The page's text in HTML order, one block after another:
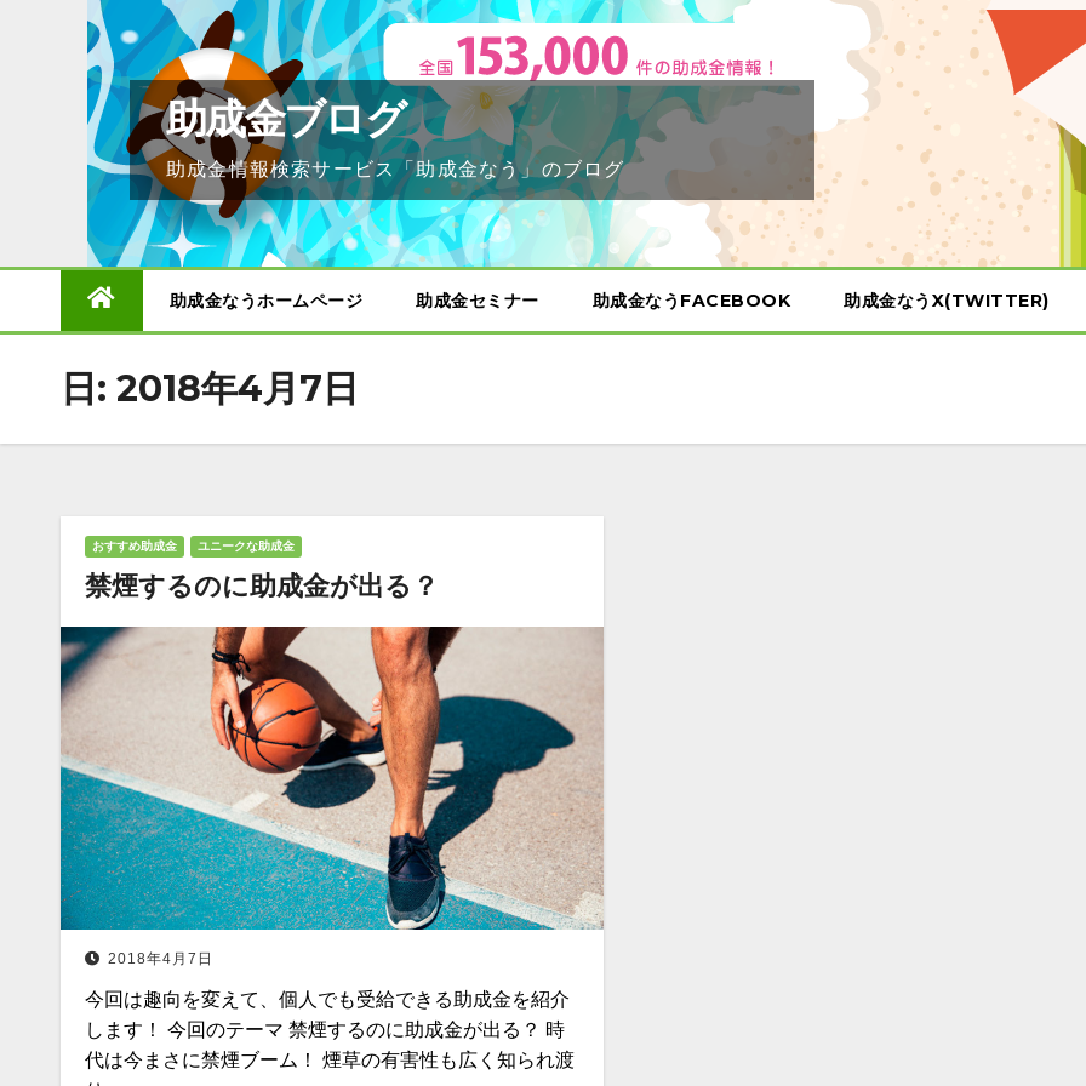
助成金ブログ
助成金情報検索サービス「助成金なう」のブログ
助成金なうホームページ 助成金セミナー 助成金なうFACEBOOK 助成金なうX(TWITTER)
日: 2018年4月7日
おすすめ助成金 ユニークな助成金
禁煙するのに助成金が出る？
2018年4月7日
今回は趣向を変えて、個人でも受給できる助成金を紹介
します！ 今回のテーマ 禁煙するのに助成金が出る？ 時
代は今まさに禁煙ブーム！ 煙草の有害性も広く知られ渡